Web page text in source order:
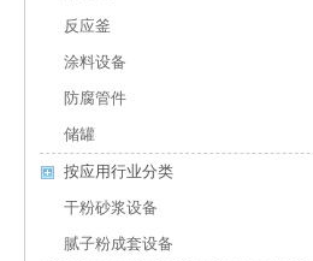
反应釜
涂料设备
防腐管件
储罐
按应用行业分类
干粉砂浆设备
腻子粉成套设备